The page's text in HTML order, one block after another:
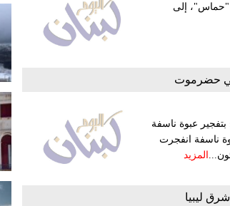
"حماس"، إلى
عبوة ناسفة
ناسفة انفجرت
المزيد
ليبيا